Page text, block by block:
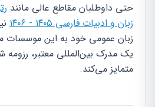
حتی داوطلبان مقاطع عالی مانند
زبان و ادبیات فارسی ۱۴۰۵ - ۱۴۰۶
زبان عمومی خود به این موسسات
یک مدرک بین‌المللی معتبر،
متمایز می‌کند.